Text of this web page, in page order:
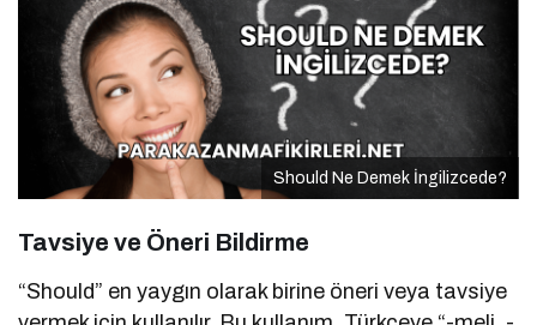
Should Ne Demek İngilizcede?
Tavsiye ve Öneri Bildirme
“Should” en yaygın olarak birine öneri veya tavsiye